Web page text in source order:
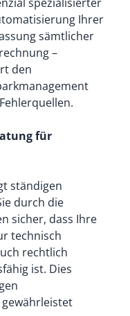
Ihrer
sämtlicher
–
den
für
ständigen
durch die
sicher, dass Ihre
technisch
rechtlich
ist. Dies